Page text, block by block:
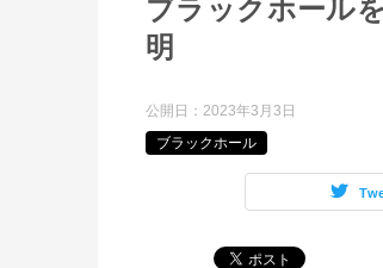
ブラックホール
明
公開日： 2023年3月3日
ブラックホール